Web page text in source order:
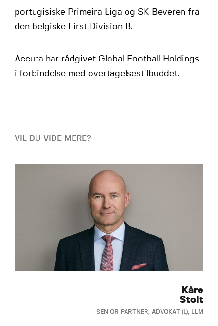
portugisiske Primeira Liga og SK Beveren fra
den belgiske First Division B.
Accura har rådgivet Global Football Holdings
i forbindelse med overtagelsestilbuddet.
VIL DU VIDE MERE?
Kåre
Stolt
SENIOR PARTNER, ADVOKAT (L), LLM